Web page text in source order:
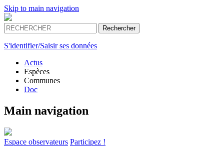
Skip to main navigation
S'identifier/Saisir ses données
Actus
Espèces
Communes
Doc
Main navigation
Espace observateurs Participez !